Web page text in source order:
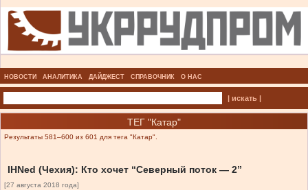
НОВОСТИ АНАЛИТИКА ДАЙДЖЕСТ СПРАВОЧНИК О НАС
| искать |
ТЕГ "Катар"
Результаты 581–600 из 601 для тега "Катар".
IHNed (Чехия): Кто хочет “Северный поток — 2”
[27 августа 2018 года]